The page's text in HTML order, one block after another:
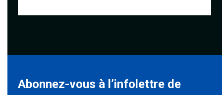
Abonnez-vous à l’infolettre de